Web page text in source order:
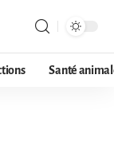
Santé